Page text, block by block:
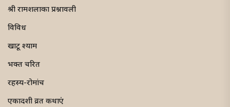
श्री रामशलाका प्रश्नावली
विविध
खाटू श्याम
भक्त चरित
रहस्य-रोमांच
एकादशी व्रत कथाएं